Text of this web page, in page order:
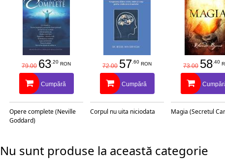
79.00 63 .20 RON
Cumpără
Opere complete (Neville
Goddard)
72.00 57 .60 RON
Cumpără
Corpul nu uita niciodata
73.00 58 .40
Magia (Secretul
Nu sunt produse la această categorie